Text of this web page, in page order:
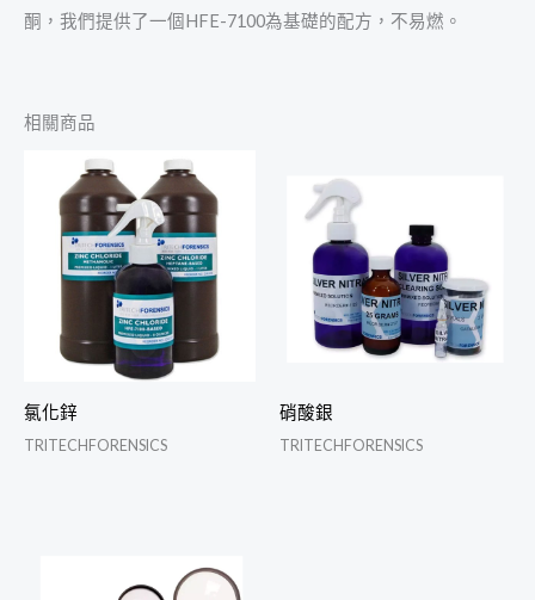
酮，我們提供了一個HFE-7100為基礎的配方，不易燃。
相關商品
氯化鋅
TRITECHFORENSICS
硝酸銀
TRITECHFORENSICS